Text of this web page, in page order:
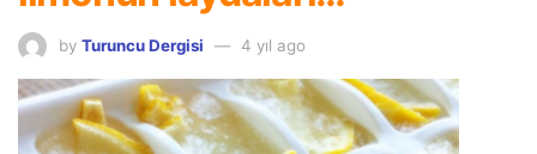
by Turuncu Dergisi 4 yıl ago